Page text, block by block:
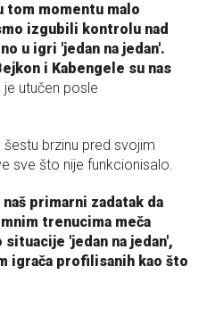
tom momentu malo
izgubili kontrolu nad
u igri 'jedan na jedan'.
i Kabengele su nas
je utučen posle
brzinu pred svojim
sve što nije funkcionisalo.
primarni zadatak da
trenucima meča
'jedan na jedan',
igrača profilisanih kao što